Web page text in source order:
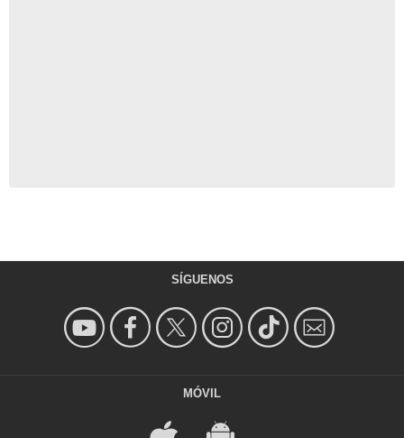
SÍGUENOS
MÓVIL